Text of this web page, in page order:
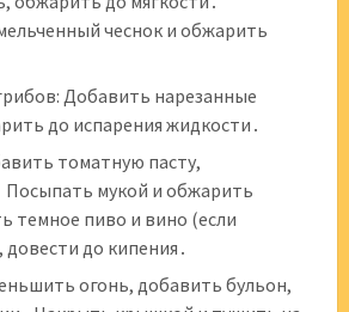
чеснок и обжарить
Добавить нарезанные
до испарения жидкости․
томатную пасту,
Посыпать мукой и обжарить
темное пиво и вино (если
довести до кипения․
огонь, добавить бульон,